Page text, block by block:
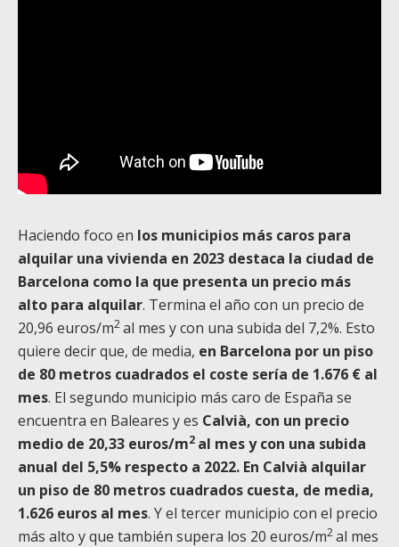
Haciendo foco en los municipios más caros para
alquilar una vivienda en 2023 destaca la ciudad de
Barcelona como la que presenta un precio más
alto para alquilar. Termina el año con un precio de
20,96 euros/m2al mes y con una subida del 7,2%. Esto
quiere decir que, de media, en Barcelona por un piso
de 80 metros cuadrados el coste sería de 1.676 € al
mes. El segundo municipio más caro de España se
encuentra en Baleares y es Calvià, con un precio
medio de 20,33 euros/m2 al mes y con una subida
anual del 5,5% respecto a 2022. En Calvià alquilar
un piso de 80 metros cuadrados cuesta, de media,
1.626 euros al mes. Y el tercer municipio con el precio
más alto y que también supera los 20 euros/m2al mes